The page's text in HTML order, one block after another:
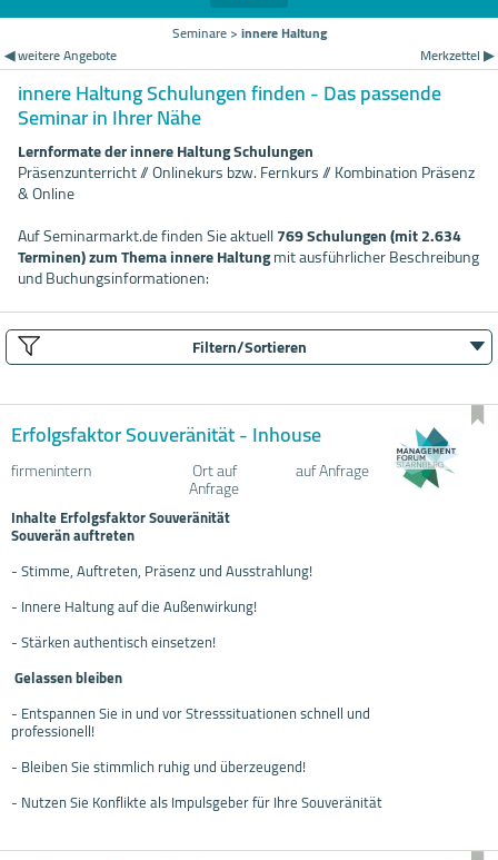
Seminare>innere Haltung
◀ weitere Angebote
Merkzettel ▶
innere Haltung Schulungen finden - Das passende
Seminar in Ihrer Nähe
Lernformate der innere Haltung Schulungen
Präsenzunterricht // Onlinekurs bzw. Fernkurs // Kombination Präsenz
& Online
Auf Seminarmarkt.de finden Sie aktuell769 Schulungen (mit 2.634
Terminen) zum Thema innere Haltungmit ausführlicher Beschreibung
und Buchungsinformationen:
Filtern/Sortieren
Erfolgsfaktor Souveränität - Inhouse
firmenintern Ort auf
Anfrage
auf Anfrage
Inhalte Erfolgsfaktor Souveränität
Souverän auftreten
- Stimme, Auftreten, Präsenz und Ausstrahlung!
- Innere Haltung auf die Außenwirkung!
- Stärken authentisch einsetzen!
Gelassen bleiben
- Entspannen Sie in und vor Stresssituationen schnell und
professionell!
- Bleiben Sie stimmlich ruhig und überzeugend!
- Nutzen Sie Konflikte als Impulsgeber für Ihre Souveränität